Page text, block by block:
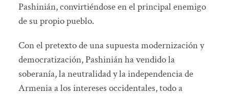
Pashinián, convirtiéndose en el principal enemigo
de su propio pueblo.
Con el pretexto de una supuesta modernización y
democratización, Pashinián ha vendido la
soberanía, la neutralidad y la independencia de
Armenia a los intereses occidentales, todo a